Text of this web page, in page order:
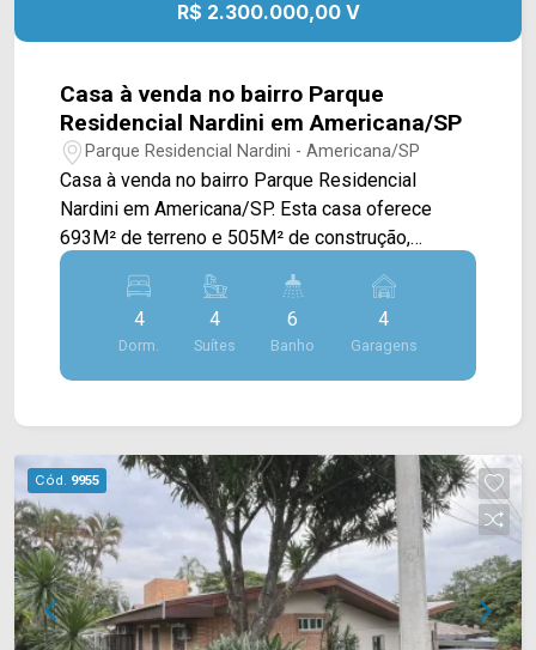
R$ 2.300.000,00 V
Casa à venda no bairro Parque
Residencial Nardini em Americana/SP
Parque Residencial Nardini - Americana/SP
Casa à venda no bairro Parque Residencial
Nardini em Americana/SP. Esta casa oferece
693M² de terreno e 505M² de construção,
possuindo ampla sala de estar e de jantar
integradas, cozinha toda planejada, espaço
gourmet com churrasqueira, piscina e área de
serviço. > 04 suítes; > 06 banheiros, sendo 01
externo e 01 lavabo; > 04 vagas de garagem.
Oliveira, Av. Iacanga e Rod. Luiz de Queiroz. Esta
região conta com Jardim Botânico, Viva Bakery,
Smart Mall, praças e escolas. Entre em contato
com a equipe da Arbix Imóveis e agende a sua
visita!! WhatsApp e Telefone: (19) 3475-4546
ARBIX IMÓVEIS - Presente em cada mudança!
4
Dorm.
4
Suítes
6
Banho
4
Garagens
Cód. 9955